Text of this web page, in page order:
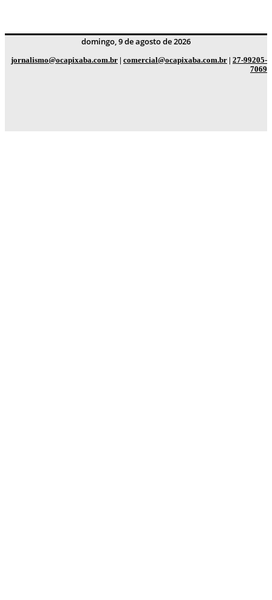
domingo, 9 de agosto de 2026
jornalismo@ocapixaba.com.br | comercial@ocapixaba.com.br | 27-99205-
7069